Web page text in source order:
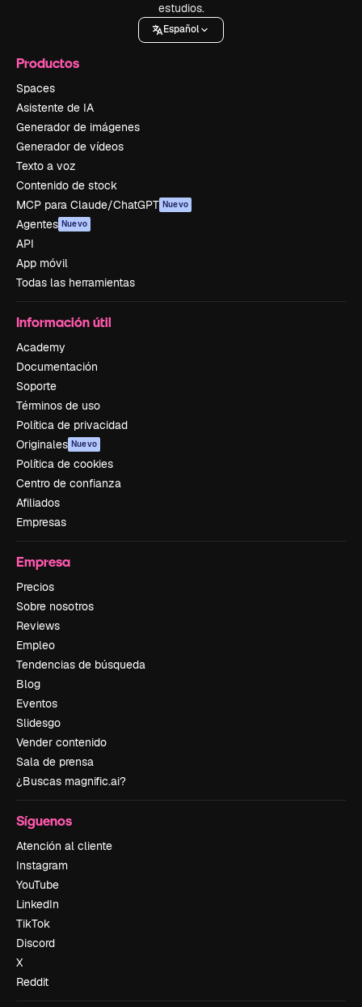
estudios.
Español
Productos
Spaces
Asistente de IA
Generador de imágenes
Generador de vídeos
Texto a voz
Contenido de stock
MCP para Claude/ChatGPT Nuevo
Agentes Nuevo
API
App móvil
Todas las herramientas
Información útil
Academy
Documentación
Soporte
Términos de uso
Política de privacidad
Originales Nuevo
Política de cookies
Centro de confianza
Afiliados
Empresas
Empresa
Precios
Sobre nosotros
Reviews
Empleo
Tendencias de búsqueda
Blog
Eventos
Slidesgo
Vender contenido
Sala de prensa
¿Buscas magnific.ai?
Síguenos
Atención al cliente
Instagram
YouTube
LinkedIn
TikTok
Discord
X
Reddit